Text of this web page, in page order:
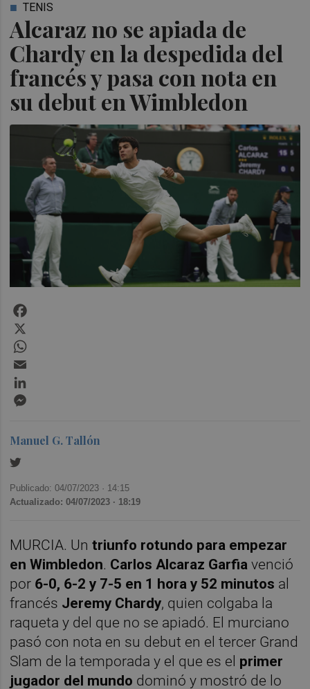
Alcaraz no se apiada de
Chardy en la despedida del
francés y pasa con nota en
su debut en Wimbledon
TENIS
Manuel G. Tallón
Publicado: 04/07/2023 · 14:15
Actualizado: 04/07/2023 · 18:19
MURCIA. Untriunfo rotundo para empezar
en Wimbledon. Carlos Alcaraz Garfiavenció
por 6-0, 6-2 y 7-5 en 1 hora y 52 minutos al
francés Jeremy Chardy, quien colgaba la
raqueta y del que no se apiadó. El murciano
pasó con nota en su debut en el tercer Grand
Slam de la temporada y el que es el primer
jugador del mundo dominó y mostró de lo